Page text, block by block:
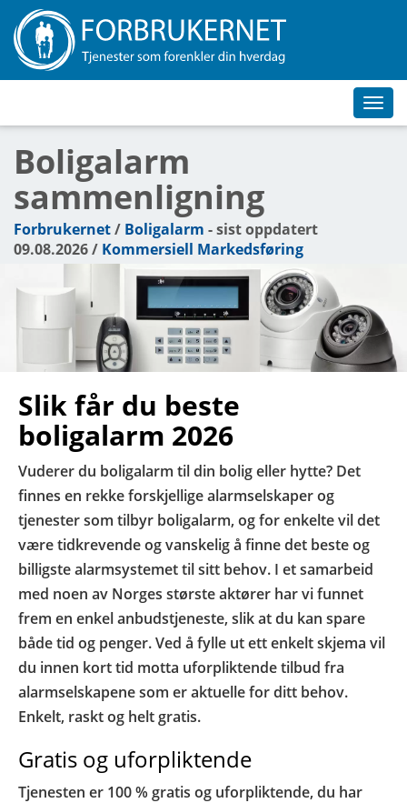
Boligalarm
sammenligning
Forbrukernet/ Boligalarm - sist oppdatert
09.08.2026 / Kommersiell Markedsføring
Slik får du beste
boligalarm 2026
Vuderer du boligalarm til din bolig eller hytte? Det
finnes en rekke forskjellige alarmselskaper og
tjenester som tilbyr boligalarm, og for enkelte vil det
være tidkrevende og vanskelig å finne det beste og
billigste alarmsystemet til sitt behov. I et samarbeid
med noen av Norges største aktører har vi funnet
frem en enkel anbudstjeneste, slik at du kan spare
både tid og penger. Ved å fylle ut ett enkelt skjema vil
du innen kort tid motta uforpliktende tilbud fra
alarmselskapene som er aktuelle for ditt behov.
Enkelt, raskt og helt gratis.
Gratis og uforpliktende
Tjenesten er 100 % gratis og uforpliktende, du har